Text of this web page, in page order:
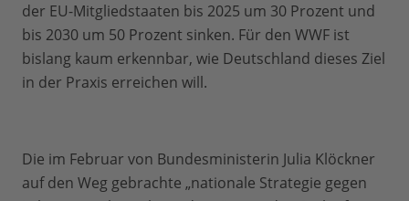
der EU-Mitgliedstaaten bis 2025 um 30 Prozent und
bis 2030 um 50 Prozent sinken. Für den WWF ist
bislang kaum erkennbar, wie Deutschland dieses Ziel
in der Praxis erreichen will.
Die im Februar von Bundesministerin Julia Klöckner
auf den Weg gebrachte „nationale Strategie gegen